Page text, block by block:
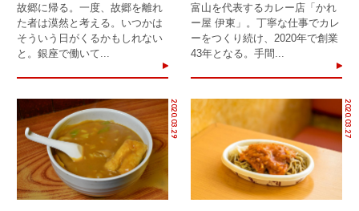
故郷に帰る。一度、故郷を離れ
た者は漠然と考える。いつかは
そういう日がくるかもしれない
と。銀座で働いて...
富山を代表するカレー店「かれ
ー屋 伊東」。丁寧な仕事でカレ
ーをつくり続け、2020年で創業
43年となる。手間...
2020.03.29 2020.03.27